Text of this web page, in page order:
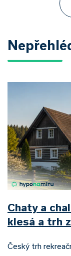
Chaty a
klesá a trh
Český trh